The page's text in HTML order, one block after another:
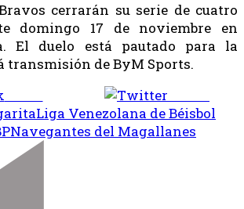
cerrarán su serie de cuatro
domingo 17 de noviembre en
El duelo está pautado para la
transmisión de ByM Sports.
Liga Venezolana de Béisbol
Navegantes del Magallanes